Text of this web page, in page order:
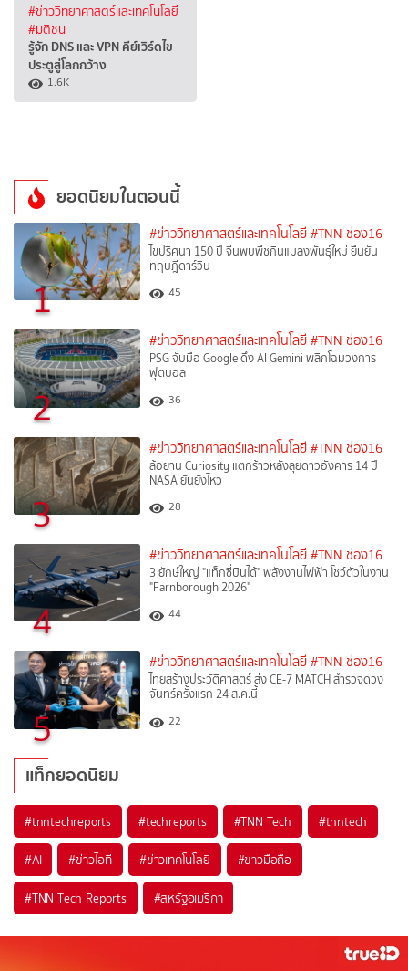
#ข่าววิทยาศาสตร์และเทคโนโลยี
#มติชน
รู้จัก DNS และ VPN คีย์เวิร์ดไข
ประตูสู่โลกกว้าง
1.6K
ยอดนิยมในตอนนี้
1
#ข่าววิทยาศาสตร์และเทคโนโลยี #TNN ช่อง16
ไขปริศนา 150 ปี จีนพบพืชกินแมลงพันธุ์ใหม่ ยืนยัน
ทฤษฎีดาร์วิน
45
2
#ข่าววิทยาศาสตร์และเทคโนโลยี #TNN ช่อง16
PSG จับมือ Google ดึง AI Gemini พลิกโฉมวงการ
ฟุตบอล
36
3
#ข่าววิทยาศาสตร์และเทคโนโลยี #TNN ช่อง16
ล้อยาน Curiosity แตกร้าวหลังลุยดาวอังคาร 14 ปี
NASA ยันยังไหว
28
4
#ข่าววิทยาศาสตร์และเทคโนโลยี #TNN ช่อง16
3 ยักษ์ใหญ่ "แท็กซี่บินได้" พลังงานไฟฟ้า โชว์ตัวในงาน
"Farnborough 2026"
44
5
#ข่าววิทยาศาสตร์และเทคโนโลยี #TNN ช่อง16
ไทยสร้างประวัติศาสตร์ ส่ง CE-7 MATCH สำรวจดวง
จันทร์ครั้งแรก 24 ส.ค.นี้
22
แท็กยอดนิยม
#tnntechreports #techreports #TNN Tech #tnntech
#AI #ข่าวไอที #ข่าวเทคโนโลยี #ข่าวมือถือ
#TNN Tech Reports #สหรัฐอเมริกา